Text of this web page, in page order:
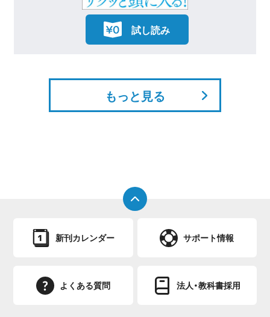
もっと見る
新刊カレンダー サポート情報
よくある質問 法人・教科書採用